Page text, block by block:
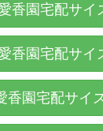
香園宅配サイ
香園宅配サイ
香園宅配サイ